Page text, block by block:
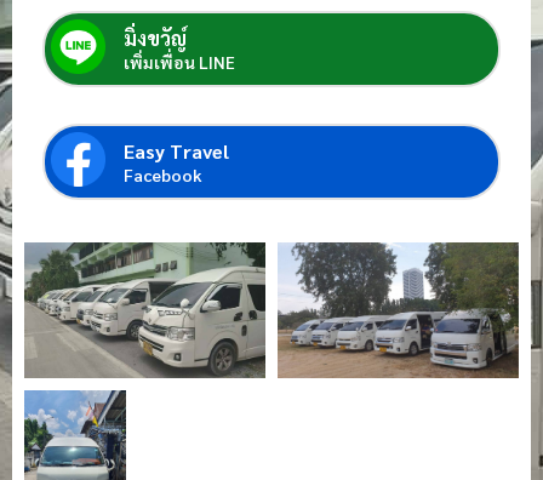
มิ่งขวัญ์
เพิ่มเพื่อน LINE
Easy Travel
Facebook